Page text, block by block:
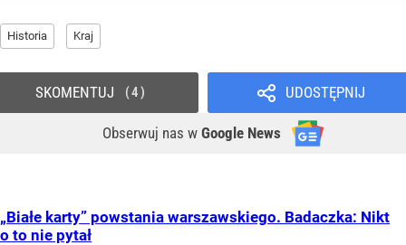
Historia Kraj
UDOSTĘPNIJ
Obserwuj nas w Google News
SKOMENTUJ 4
„Białe karty” powstania warszawskiego. Badaczka: Nikt
o to nie pytał